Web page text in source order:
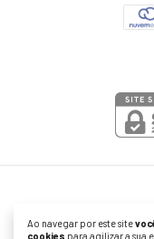
Ao navegar por este site
cookies para agilizar a sua